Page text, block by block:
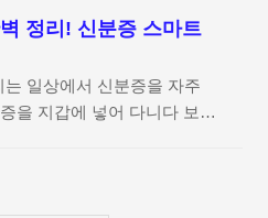
립식으로 꾸준히 투자하면
니다.▶ 단계별 투자 방법단
(주식거래 계좌 필요)2단
(S&P50..
. 이제 막 투자를 시작하려
드를 확인하세요. 1. 초보
아야 할 것 투자는 단순히
니다. 초보 투자자가 성공
는 몇 가지 기본 개념을 이
정리! 신분증 스마트
일상에서 신분증을 자주
을 지갑에 넣어 다니다 보면